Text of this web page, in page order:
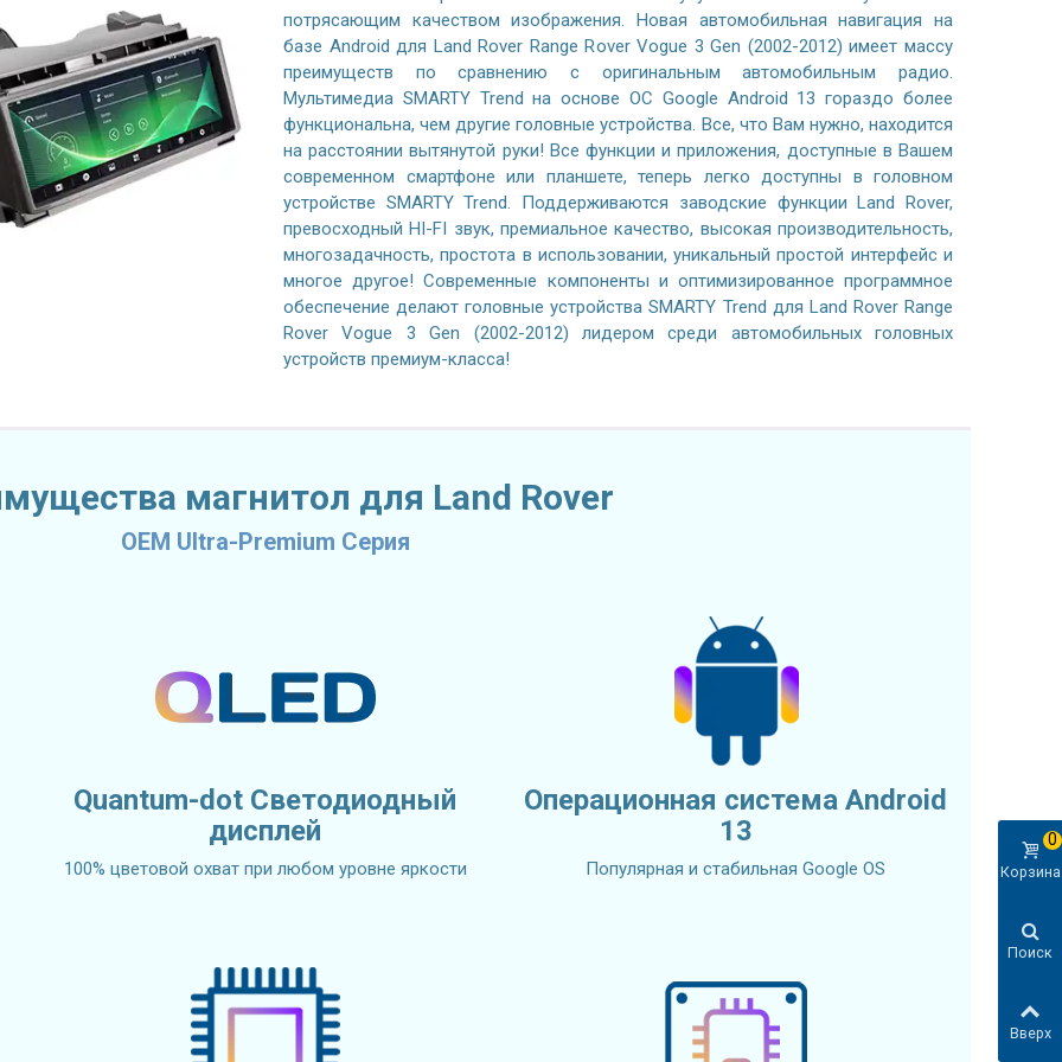
потрясающим качеством изображения. Новая автомобильная навигация на
базе Android для Land Rover Range Rover Vogue 3 Gen (2002-2012) имеет массу
преимуществ по сравнению с оригинальным автомобильным радио.
Мультимедиа SMARTY Trend на основе ОС Google Android 13 гораздо более
функциональна, чем другие головные устройства. Все, что Вам нужно, находится
на расстоянии вытянутой руки! Все функции и приложения, доступные в Вашем
современном смартфоне или планшете, теперь легко доступны в головном
устройстве SMARTY Trend. Поддерживаются заводские функции Land Rover,
превосходный HI-FI звук, премиальное качество, высокая производительность,
многозадачность, простота в использовании, уникальный простой интерфейс и
многое другое! Современные компоненты и оптимизированное программное
обеспечение делают головные устройства SMARTY Trend для Land Rover Range
Rover Vogue 3 Gen (2002-2012) лидером среди автомобильных головных
устройств премиум-класса!
магнитол для Land Rover
OEM Ultra-Premium Серия
Quantum-dot Светодиодный
дисплей
100% цветовой охват при любом уровне яркости
Операционная система Android
13
Популярная и стабильная Google OS Корзина
0
Поиск
Вверх